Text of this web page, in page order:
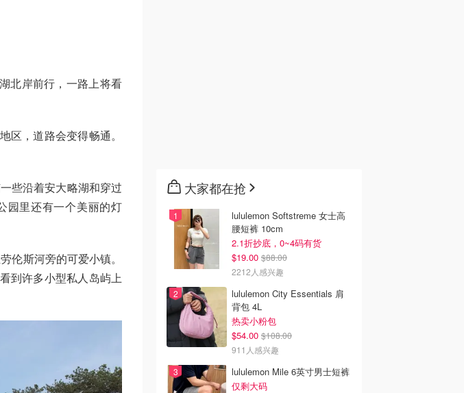
北岸前行，一路上将看
，道路会变得畅通。
些沿着安大略湖和穿过
园里还有一个美丽的灯
伦斯河旁的可爱小镇。
到许多小型私人岛屿上
大家都在抢
lululemon Softstreme 女士高
腰短裤 10cm
2.1折抄底，0~4码有货
$19.00 $88.00
2212人感兴趣
lululemon City Essentials 肩
背包 4L
热卖小粉包
$54.00 $108.00
911人感兴趣
lululemon Mile 6英寸男士短裤
仅剩大码